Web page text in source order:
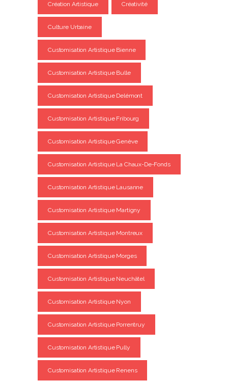
Création Artistique Créativité
Culture Urbaine
Customisation Artistique Bienne
Customisation Artistique Bulle
Customisation Artistique Delémont
Customisation Artistique Fribourg
Customisation Artistique Genève
Customisation Artistique La Chaux-De-Fonds
Customisation Artistique Lausanne
Customisation Artistique Martigny
Customisation Artistique Montreux
Customisation Artistique Morges
Customisation Artistique Neuchâtel
Customisation Artistique Nyon
Customisation Artistique Porrentruy
Customisation Artistique Pully
Customisation Artistique Renens